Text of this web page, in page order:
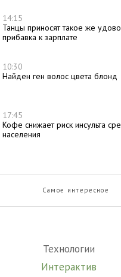
14:15
Танцы приносят такое же
прибавка к зарплате
10:30
Найден ген волос цвета блонд
17:45
Кофе снижает риск инсульта
населения
Самое интересное
Технологии
Интерактив